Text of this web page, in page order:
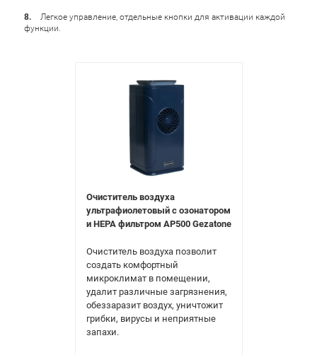
Легкое управление, отдельные кнопки для активации каждой
функции.
Очиститель воздуха
ультрафиолетовый с озонатором
и HEPA фильтром AP500 Gezatone
Очиститель воздуха позволит
создать комфортный
микроклимат в помещении,
удалит различные загрязнения,
обеззаразит воздух, уничтожит
грибки, вирусы и неприятные
запахи.